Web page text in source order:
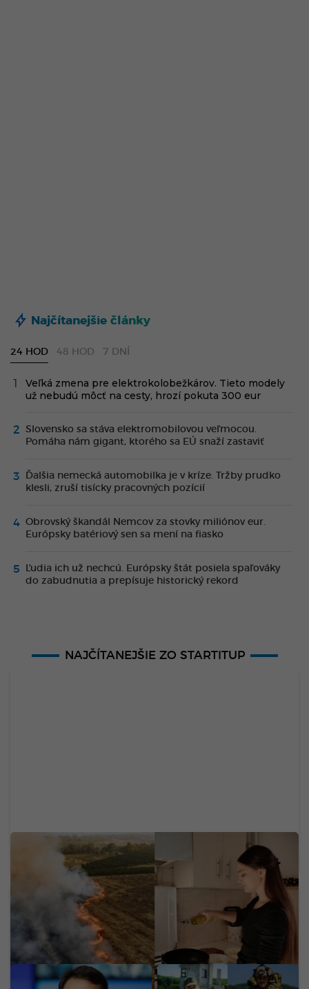
Najčítanejšie články
24 HOD 48 HOD 7 DNÍ
Veľká zmena pre elektrokolobežkárov. Tieto modely
už nebudú môcť na cesty, hrozí pokuta 300 eur
Slovensko sa stáva elektromobilovou veľmocou.
Pomáha nám gigant, ktorého sa EÚ snaží zastaviť
Ďalšia nemecká automobilka je v kríze. Tržby prudko
klesli, zruší tisícky pracovných pozícií
Obrovský škandál Nemcov za stovky miliónov eur.
Európsky batériový sen sa mení na fiasko
Ľudia ich už nechcú. Európsky štát posiela spaľováky
do zabudnutia a prepísuje historický rekord
NAJČÍTANEJŠIE ZO STARTITUP
40 eur za 1 liter: Obľúbený elixír dlhovekosti
Slovákov zdražie. Expert radí, ako spoznať kvalitu
Zamestnancom rozdá 19
Za 20 dní dostaneš 3 000